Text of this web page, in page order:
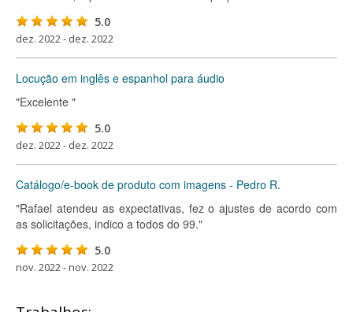
5.0
dez. 2022 - dez. 2022
Locução em inglês e espanhol para áudio
"Excelente "
5.0
dez. 2022 - dez. 2022
Catálogo/e-book de produto com imagens - Pedro R.
"Rafael atendeu as expectativas, fez o ajustes de acordo com
as solicitações, indico a todos do 99."
5.0
nov. 2022 - nov. 2022